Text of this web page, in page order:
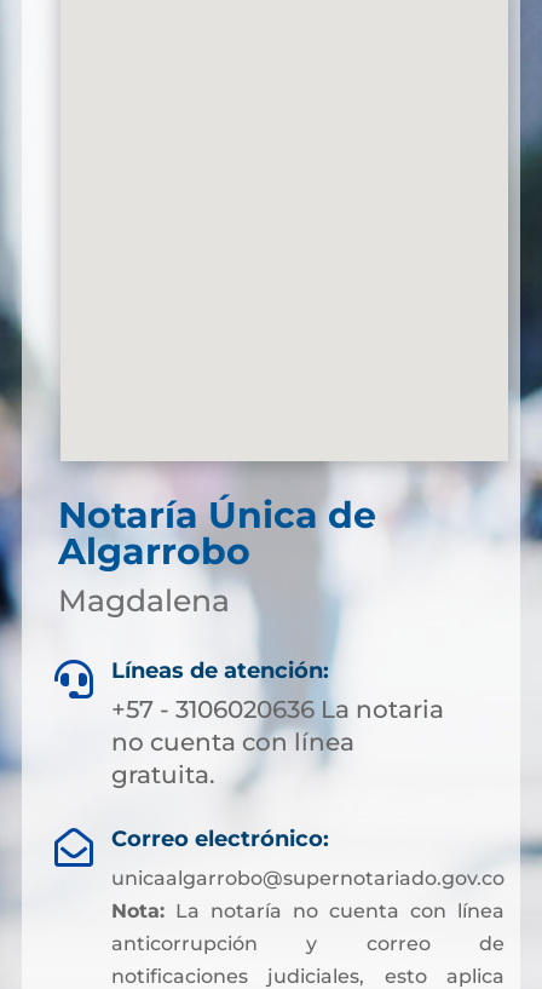
Notaría Única de
Algarrobo
Magdalena
 Líneas de atención:
+57 - 3106020636 La notaria
no cuenta con línea
gratuita.
 Correo electrónico:
unicaalgarrobo@supernotariado.gov.co
Nota:La notaría no cuenta con línea
anticorrupción y correo de
notificaciones judiciales, esto aplica